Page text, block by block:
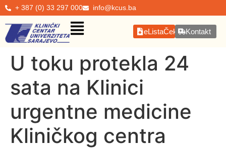
+ 387 (0) 33 297 000 info@kcus.ba
eListaČekanjaKontakt
U toku protekla 24
sata na Klinici
urgentne medicine
Kliničkog centra